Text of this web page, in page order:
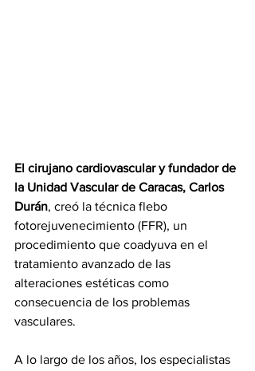
El cirujano cardiovascular y fundador de
la Unidad Vascular de Caracas, Carlos
Durán, creó la técnica flebo
fotorejuvenecimiento (FFR), un
procedimiento que coadyuva en el
tratamiento avanzado de las
alteraciones estéticas como
consecuencia de los problemas
vasculares.
A lo largo de los años, los especialistas